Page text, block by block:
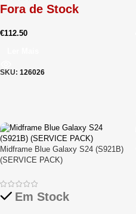
Fora de Stock
€112.50
SKU: 126026
Midframe Blue Galaxy S24 (S921B)
(SERVICE PACK)
Em Stock